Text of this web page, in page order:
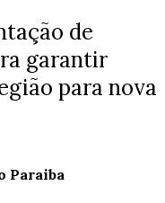
de
garantir
para nova
Paraiba